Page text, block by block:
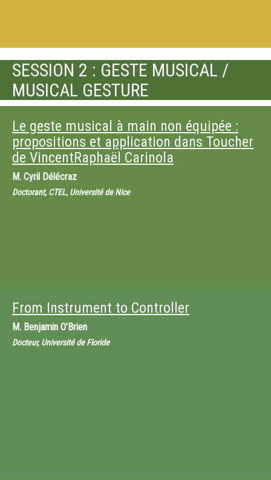
SESSION 2 : GESTE MUSICAL /
MUSICAL GESTURE
Le geste musical à main non équipée :
propositions et application dans Toucher
de VincentRaphaël Carinola
M. Cyril Délécraz
Doctorant, CTEL, Université de Nice
From Instrument to Controller
M. Benjamin O’Brien
Docteur, Université de Floride